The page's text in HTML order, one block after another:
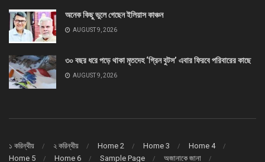
অনেক কিছু ভুলে গেছেন ইলিয়াস কাঞ্চন
AUGUST 9, 2026
৩০ বছর ধরে পড়ে থাকা মৃতদেহ ‘গ্রিন বুটস’ এবার ফিরবে পরিবারের কাছে
AUGUST 9, 2026
১ করিন্থীয় ২ করিন্থীয় Home 2 Home 3
Home 4
Home 5
Home 6 Sample Page অজানাকে জানা